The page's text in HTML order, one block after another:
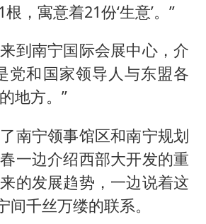
，寓意着21份‘生意’。”
到南宁国际会展中心，介
党和国家领导人与东盟各
地方。”
南宁领事馆区和南宁规划
一边介绍西部大开发的重
的发展趋势，一边说着这
间千丝万缕的联系。